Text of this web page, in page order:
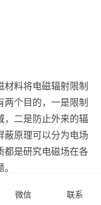
料将电磁辐射限制
个目的，一是限制
，二是防止外来的辐
蔽原理可以分为电场
都是研究电磁场在各
有铁磁材料与金属
微信 联系